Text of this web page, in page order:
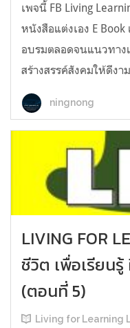
เพจนี้​ FB Living
หนังสือ​แต่งเอง​ E​
อบรมตลอดจนแนวทาง
สร้างสรรค์สังคมให้ดีงา
ningnong
LIVING FOR
ชีวิต เพื่อเรียน
(ตอนที่ 5)
Living for Learning